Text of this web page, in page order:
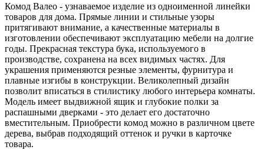
Комод Валео - узнаваемое изделие из одноименной линейки
товаров для дома. Прямые линии и стильные узоры
притягивают внимание, а качественные материалы в
изготовлении обеспечивают эксплуатацию мебели на долгие
годы. Прекрасная текстура бука, используемого в
производстве, сохранена на всех видимых частях. Для
украшения применяются резные элементы, фурнитура и
плавные изгибы в конструкции. Великолепный дизайн
позволит вписаться в стилистику любого интерьера комнаты.
Модель имеет выдвижной ящик и глубокие полки за
распашными дверками - это делает его достаточно
вместительным. Приобрести комод можно в различном цвете
дерева, выбрав подходящий оттенок и ручки в карточке
товара.